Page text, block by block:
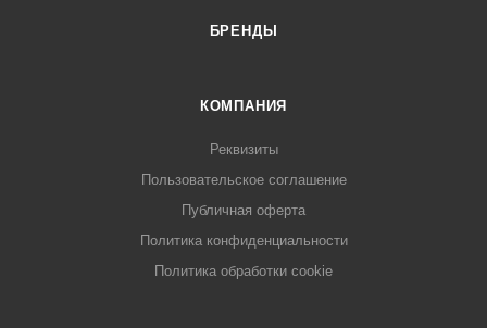
БРЕНДЫ
КОМПАНИЯ
Реквизиты
Пользовательское соглашение
Публичная оферта
Политика конфиденциальности
Политика обработки cookie